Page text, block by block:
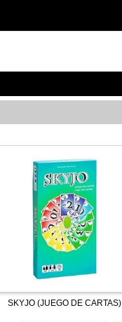
SKYJO (JUEGO DE CARTAS)